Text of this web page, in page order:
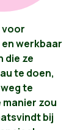
voor
werkbaar
die ze
te doen,
te
zou
bij